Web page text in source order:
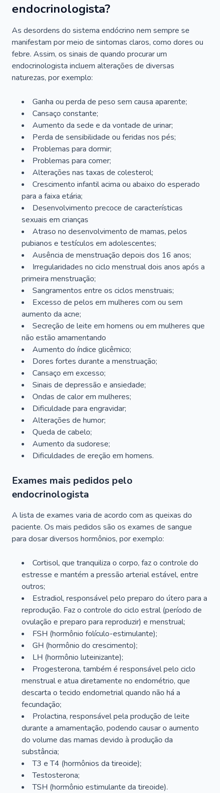
endocrinologista?
As desordens do sistema endócrino nem sempre se
manifestam por meio de sintomas claros, como dores ou
febre. Assim, os sinais de quando procurar um
endocrinologista incluem alterações de diversas
naturezas, por exemplo:
Ganha ou perda de peso sem causa aparente;
Cansaço constante;
Aumento da sede e da vontade de urinar;
Perda de sensibilidade ou feridas nos pés;
Problemas para dormir;
Problemas para comer;
Alterações nas taxas de colesterol;
Crescimento infantil acima ou abaixo do esperado
para a faixa etária;
Desenvolvimento precoce de características
sexuais em crianças
Atraso no desenvolvimento de mamas, pelos
pubianos e testículos em adolescentes;
Ausência de menstruação depois dos 16 anos;
Irregularidades no ciclo menstrual dois anos após a
primeira menstruação;
Sangramentos entre os ciclos menstruais;
Excesso de pelos em mulheres com ou sem
aumento da acne;
Secreção de leite em homens ou em mulheres que
não estão amamentando
Aumento do índice glicêmico;
Dores fortes durante a menstruação;
Cansaço em excesso;
Sinais de depressão e ansiedade;
Ondas de calor em mulheres;
Dificuldade para engravidar;
Alterações de humor;
Queda de cabelo;
Aumento da sudorese;
Dificuldades de ereção em homens.
Exames mais pedidos pelo
endocrinologista
A lista de exames varia de acordo com as queixas do
paciente. Os mais pedidos são os exames de sangue
para dosar diversos hormônios, por exemplo:
Cortisol, que tranquiliza o corpo, faz o controle do
estresse e mantém a pressão arterial estável, entre
outros;
Estradiol, responsável pelo preparo do útero para a
reprodução. Faz o controle do ciclo estral (período de
ovulação e preparo para reproduzir) e menstrual;
FSH (hormônio folículo-estimulante);
GH (hormônio do crescimento);
LH (hormônio luteinizante);
Progesterona, também é responsável pelo ciclo
menstrual e atua diretamente no endométrio, que
descarta o tecido endometrial quando não há a
fecundação;
Prolactina, responsável pela produção de leite
durante a amamentação, podendo causar o aumento
do volume das mamas devido à produção da
substância;
T3 e T4 (hormônios da tireoide);
Testosterona;
TSH (hormônio estimulante da tireoide).